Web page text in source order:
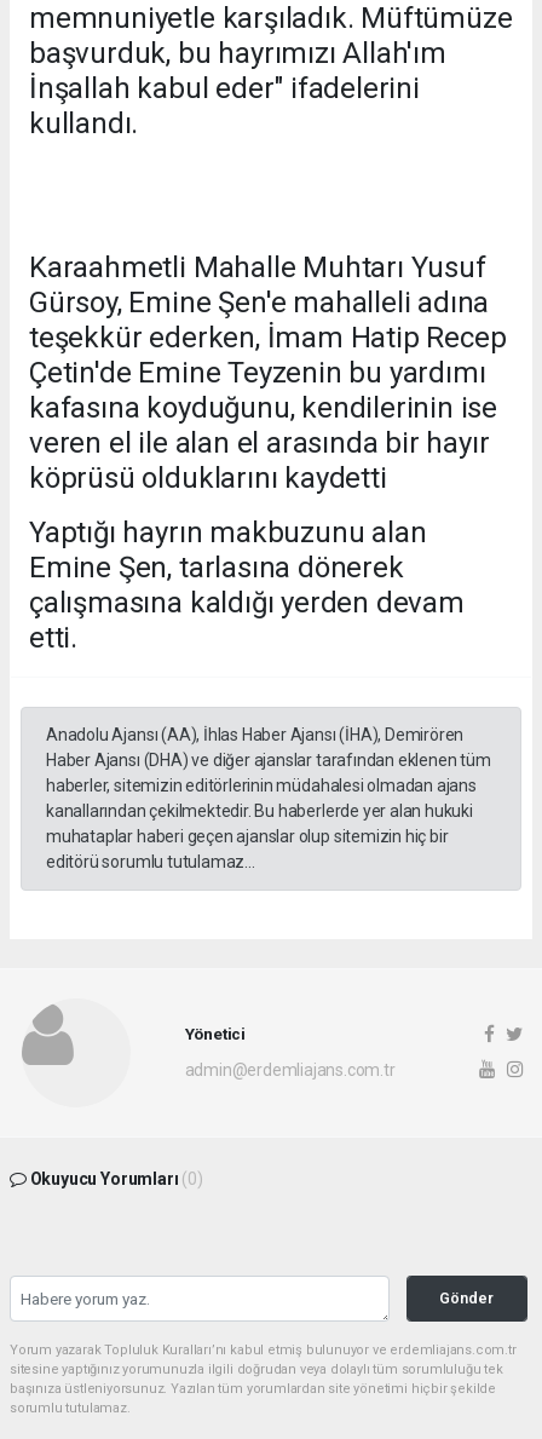
memnuniyetle karşıladık. Müftümüze
başvurduk, bu hayrımızı Allah'ım
İnşallah kabul eder" ifadelerini
kullandı.
Karaahmetli Mahalle Muhtarı Yusuf
Gürsoy, Emine Şen'e mahalleli adına
teşekkür ederken, İmam Hatip Recep
Çetin'de Emine Teyzenin bu yardımı
kafasına koyduğunu, kendilerinin ise
veren el ile alan el arasında bir hayır
köprüsü olduklarını kaydetti
Yaptığı hayrın makbuzunu alan
Emine Şen, tarlasına dönerek
çalışmasına kaldığı yerden devam
etti.
Anadolu Ajansı (AA), İhlas Haber Ajansı (İHA), Demirören
Haber Ajansı (DHA) ve diğer ajanslar tarafından eklenen tüm
haberler, sitemizin editörlerinin müdahalesi olmadan ajans
kanallarından çekilmektedir. Bu haberlerde yer alan hukuki
muhataplar haberi geçen ajanslar olup sitemizin hiç bir
editörü sorumlu tutulamaz...
Yönetici
admin@erdemliajans.com.tr
Okuyucu Yorumları (0)
Gönder
Yorum yazarak Topluluk Kuralları’nı kabul etmiş bulunuyor ve erdemliajans.com.tr
sitesine yaptığınız yorumunuzla ilgili doğrudan veya dolaylı tüm sorumluluğu tek
başınıza üstleniyorsunuz. Yazılan tüm yorumlardan site yönetimi hiçbir şekilde
sorumlu tutulamaz.